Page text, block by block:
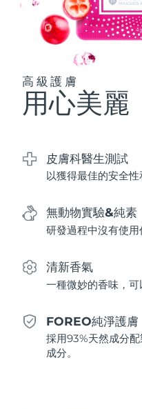
高級護膚
用心美麗
皮膚科醫生測試
以獲得最佳的安全性
無動物實驗&純素
研發過程中沒有使用
清新香氣
一種微妙的香味，可
FOREO純淨護膚
採用93%天然成分
成分。
波蘭
波多黎各
留尼旺
俄羅斯
沙烏地阿拉伯
斯洛伐克
斯洛維尼亞